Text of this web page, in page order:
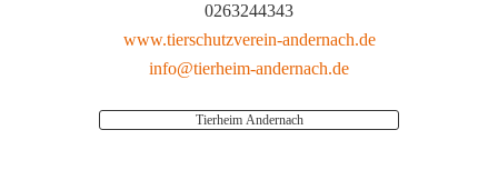
0263244343
www.tierschutzverein-andernach.de
info@tierheim-andernach.de
Tierheim Andernach